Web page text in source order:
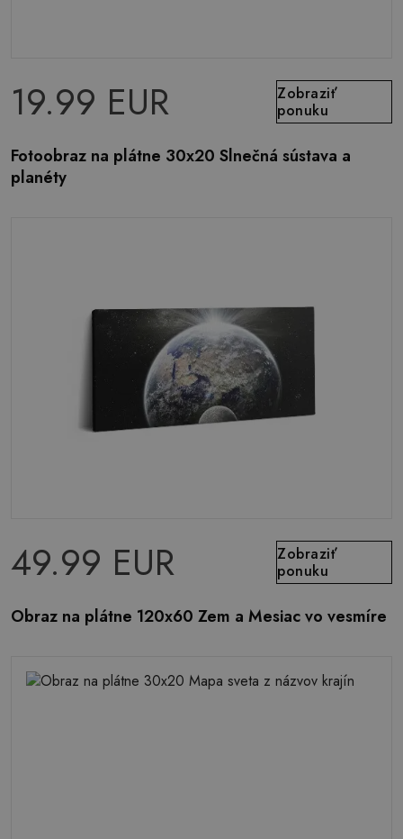
19.99 EUR
Zobraziť
ponuku
Fotoobraz na plátne 30x20 Slnečná sústava a
planéty
49.99 EUR
Zobraziť
ponuku
Obraz na plátne 120x60 Zem a Mesiac vo vesmíre